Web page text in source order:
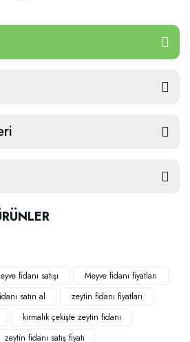
fidanı satışı
Meyve fidanı fiyatları
satın al
zeytin fidanı fiyatları
kırmalık çekişte zeytin fidanı
zeytin fidanı satış fiyatı